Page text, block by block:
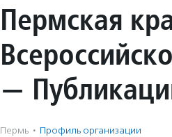
Пермская
—
Пермь · Профиль организации